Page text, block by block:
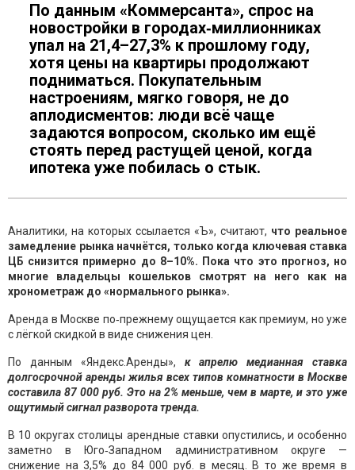
По данным «Коммерсанта», спрос на
новостройки в городах‑миллионниках
упал на 21,4–27,3% к прошлому году,
хотя цены на квартиры продолжают
подниматься. Покупательным
настроениям, мягко говоря, не до
аплодисментов: люди всё чаще
задаются вопросом, сколько им ещё
стоять перед растущей ценой, когда
ипотека уже побилась о стык.
Аналитики, на которых ссылается «Ъ», считают, что реальное
замедление рынка начнётся, только когда ключевая ставка
ЦБ снизится примерно до 8–10%. Пока что это прогноз, но
многие владельцы кошельков смотрят на него как на
хронометраж до «нормального рынка».
Аренда в Москве по‑прежнему ощущается как премиум, но уже
с лёгкой скидкой в виде снижения цен.
По данным «Яндекс.Аренды», к апрелю медианная ставка
долгосрочной аренды жилья всех типов комнатности в Москве
составила 87 000 руб. Это на 2% меньше, чем в марте, и это уже
ощутимый сигнал разворота тренда.
В 10 округах столицы арендные ставки опустились, и особенно
заметно в Юго‑Западном административном округе —
снижение на 3,5% до 84 000 руб. в месяц. В то же время в